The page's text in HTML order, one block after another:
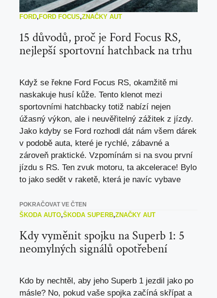
FORD,FORD FOCUS,ZNAČKY AUT
15 důvodů, proč je Ford Focus RS,
nejlepší sportovní hatchback na trhu
Když se řekne Ford Focus RS, okamžitě mi
naskakuje husí kůže. Tento klenot mezi
sportovními hatchbacky totiž nabízí nejen
úžasný výkon, ale i neuvěřitelný zážitek z jízdy.
Jako kdyby se Ford rozhodl dát nám všem dárek
v podobě auta, které je rychlé, zábavné a
zároveň praktické. Vzpomínám si na svou první
jízdu s RS. Ten zvuk motoru, ta akcelerace! Bylo
to jako sedět v raketě, která je navíc vybave
POKRAČOVAT VE ČTEN
ŠKODA AUTO,ŠKODA SUPERB,ZNAČKY AUT
Kdy vyměnit spojku na Superb 1: 5
neomylných signálů opotřebení
Kdo by nechtěl, aby jeho Superb 1 jezdil jako po
másle? No, pokud vaše spojka začíná skřípat a